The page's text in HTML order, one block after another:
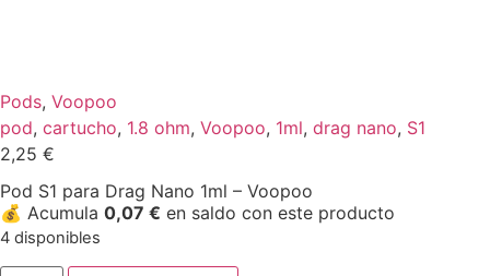
Pods, Voopoo
pod, cartucho, 1.8 ohm, Voopoo, 1ml, drag nano, S1
2,25 €
Pod S1 para Drag Nano 1ml – Voopoo
💰 Acumula 0,07 € en saldo con este producto
4 disponibles